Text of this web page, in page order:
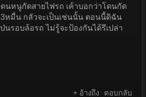
นหนูกัดสายไฟรถ เค้าบอกว่าโดนกัด
3หมื่น กลัวจะเป็นเช่นนั้น ตอนนี้ดิฉัน
นรอบล้อรถ ไม่รู้จะป้องกันได้รึเปล่า
+ อ้างถึง ตอบกลับ